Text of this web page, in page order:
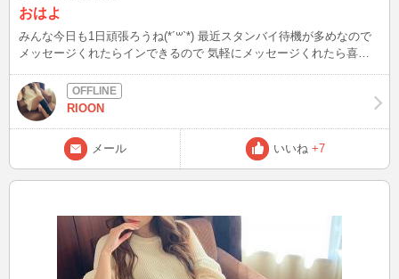
おはよ
みんな今日も1日頑張ろうね(*´꒳`*) 最近スタンバイ待機が多めなので
メッセージくれたらインできるので 気軽にメッセージくれたら喜び
RIOON
メール いいね +7